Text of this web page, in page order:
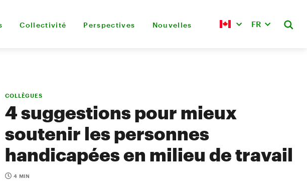
Collectivité Perspectives Nouvelles FR
COLLÈGUES
4 suggestions pour mieux
soutenir les personnes
handicapées en milieu de travail
4 MIN